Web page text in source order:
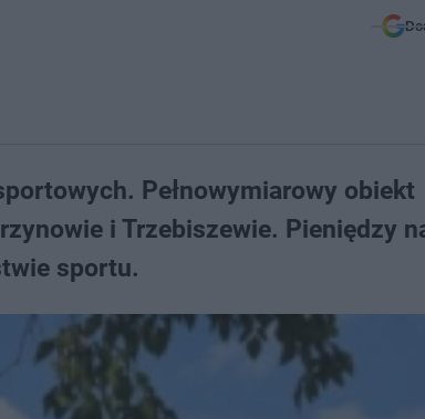
Pełnowymiarowy obiekt
i Trzebiszewie. Pieniędzy
sportu.